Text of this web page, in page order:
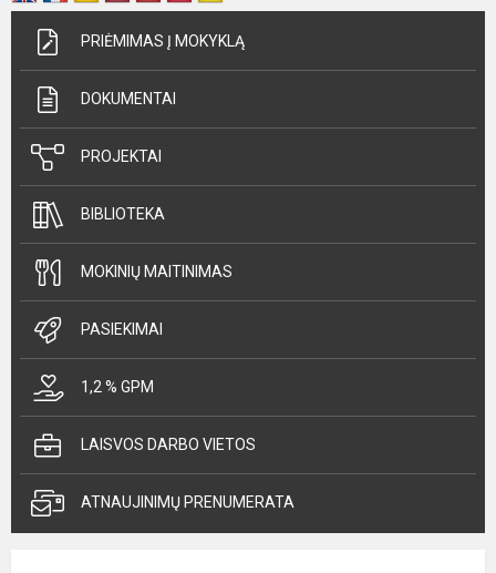
PRIĖMIMAS Į MOKYKLĄ
DOKUMENTAI
PROJEKTAI
BIBLIOTEKA
MOKINIŲ MAITINIMAS
PASIEKIMAI
1,2 % GPM
LAISVOS DARBO VIETOS
ATNAUJINIMŲ PRENUMERATA